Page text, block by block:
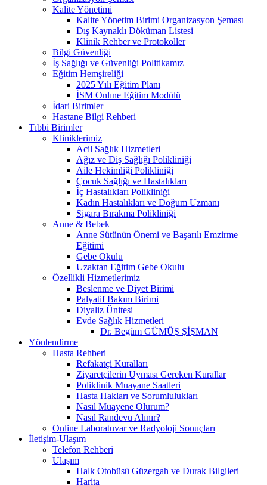
Kalite Yönetimi
Kalite Yönetim Birimi Organizasyon Şeması
Dış Kaynaklı Döküman Listesi
Klinik Rehber ve Protokoller
Bilgi Güvenliği
İş Sağlığı ve Güvenliği Politikamız
Eğitim Hemşireliği
2025 Yılı Eğitim Planı
İSM Onlıne Eğitim Modülü
İdari Birimler
Hastane Bilgi Rehberi
Tıbbi Birimler
Kliniklerimiz
Acil Sağlık Hizmetleri
Ağız ve Diş Sağlığı Polikliniği
Aile Hekimliği Polikliniği
Çocuk Sağlığı ve Hastalıkları
İç Hastalıkları Polikliniği
Kadın Hastalıkları ve Doğum Uzmanı
Sigara Bırakma Polikliniği
Anne & Bebek
Anne Sütünün Önemi ve Başarılı Emzirme
Eğitimi
Gebe Okulu
Uzaktan Eğitim Gebe Okulu
Özellikli Hizmetlerimiz
Beslenme ve Diyet Birimi
Palyatif Bakım Birimi
Diyaliz Ünitesi
Evde Sağlık Hizmetleri
Dr. Begüm GÜMÜŞ ŞİŞMAN
Yönlendirme
Hasta Rehberi
Refakatçi Kuralları
Ziyaretçilerin Uyması Gereken Kurallar
Poliklinik Muayane Saatleri
Hasta Hakları ve Sorumlulukları
Nasıl Muayene Olurum?
Nasıl Randevu Alınır?
Online Laboratuvar ve Radyoloji Sonuçları
İletişim-Ulaşım
Telefon Rehberi
Ulaşım
Halk Otobüsü Güzergah ve Durak Bilgileri
Harita